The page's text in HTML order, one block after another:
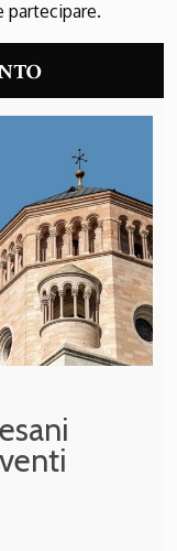
partecipare.